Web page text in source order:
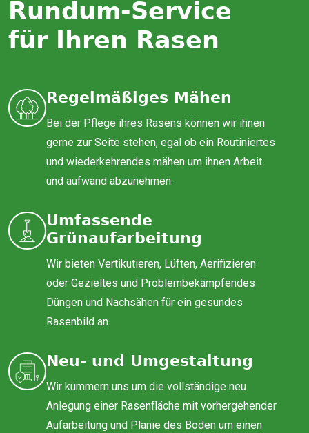
Rundum-Service
für Ihren Rasen
Regelmäßiges Mähen
Bei der Pflege ihres Rasens können wir ihnen
gerne zur Seite stehen, egal ob ein Routiniertes
und wiederkehrendes mähen um ihnen Arbeit
und aufwand abzunehmen.
Umfassende
Grünaufarbeitung
Wir bieten Vertikutieren, Lüften, Aerifizieren
oder Gezieltes und Problembekämpfendes
Düngen und Nachsähen für ein gesundes
Rasenbild an.
Neu- und Umgestaltung
Wir kümmern uns um die vollständige neu
Anlegung einer Rasenfläche mit vorhergehender
Aufarbeitung und Planie des Boden um einen